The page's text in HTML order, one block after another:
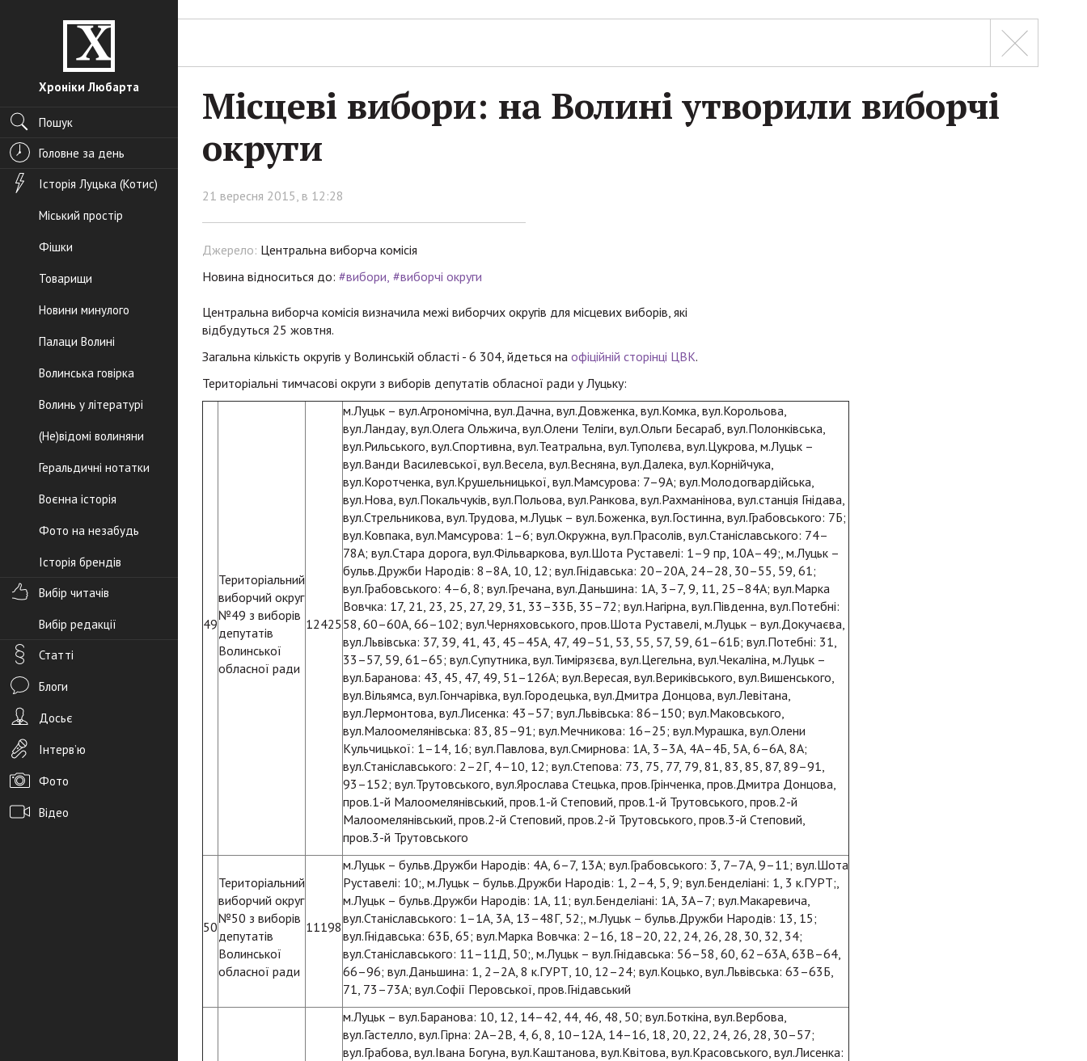
Хроніки Любарта
Пошук
Головне за день
Історія Луцька (Котис)
Міський простір
Фішки
Товарищи
Новини минулого
Палаци Волині
Волинська говірка
Волинь у літературі
(Не)відомі волиняни
Геральдичні нотатки
Воєнна історія
Фото на незабудь
Історія брендів
Вибір читачів
Вибір редакції
Статті
Блоги
Досьє
Інтерв’ю
Фото
Відео
Місцеві вибори: на Волині утворили виборчі
округи
21 вересня 2015, в 12:28
Джерело: Центральна виборча комісія
Новина відноситься до: #вибори #виборчі округи
Центральна виборча комісія визначила межі виборчих округів для місцевих виборів, які
відбудуться 25 жовтня.
Загальна кількість округів у Волинській області - 6 304, йдеться на офіційній сторінці ЦВК.
Територіальні тимчасові округи з виборів депутатів обласної ради у Луцьку:
49
Територіальний
виборчий округ
№49 з виборів
депутатів
Волинської
обласної ради
12425
м.Луцьк – вул.Агрономічна, вул.Дачна, вул.Довженка, вул.Комка, вул.Корольова,
вул.Ландау, вул.Олега Ольжича, вул.Олени Теліги, вул.Ольги Бесараб, вул.Полонківська,
вул.Рильського, вул.Спортивна, вул.Театральна, вул.Туполєва, вул.Цукрова, м.Луцьк –
вул.Ванди Василевської, вул.Весела, вул.Весняна, вул.Далека, вул.Корнійчука,
вул.Коротченка, вул.Крушельницької, вул.Мамсурова: 7–9А; вул.Молодогвардійська,
вул.Нова, вул.Покальчуків, вул.Польова, вул.Ранкова, вул.Рахманінова, вул.станція Гнідава,
вул.Стрельникова, вул.Трудова, м.Луцьк – вул.Боженка, вул.Гостинна, вул.Грабовського: 7Б;
вул.Ковпака, вул.Мамсурова: 1–6; вул.Окружна, вул.Прасолів, вул.Станіславського: 74–
78А; вул.Стара дорога, вул.Фільваркова, вул.Шота Руставелі: 1–9 пр, 10А–49;, м.Луцьк –
бульв.Дружби Народів: 8–8А, 10, 12; вул.Гнідавська: 20–20А, 24–28, 30–55, 59, 61;
вул.Грабовського: 4–6, 8; вул.Гречана, вул.Даньшина: 1А, 3–7, 9, 11, 25–84А; вул.Марка
Вовчка: 17, 21, 23, 25, 27, 29, 31, 33–33Б, 35–72; вул.Нагірна, вул.Південна, вул.Потебні:
58, 60–60А, 66–102; вул.Черняховського, пров.Шота Руставелі, м.Луцьк – вул.Докучаєва,
вул.Львівська: 37, 39, 41, 43, 45–45А, 47, 49–51, 53, 55, 57, 59, 61–61Б; вул.Потебні: 31,
33–57, 59, 61–65; вул.Супутника, вул.Тимірязєва, вул.Цегельна, вул.Чекаліна, м.Луцьк –
вул.Баранова: 43, 45, 47, 49, 51–126А; вул.Вересая, вул.Вериківського, вул.Вишенського,
вул.Вільямса, вул.Гончарівка, вул.Городецька, вул.Дмитра Донцова, вул.Левітана,
вул.Лермонтова, вул.Лисенка: 43–57; вул.Львівська: 86–150; вул.Маковського,
вул.Малоомелянівська: 83, 85–91; вул.Мечникова: 16–25; вул.Мурашка, вул.Олени
Кульчицької: 1–14, 16; вул.Павлова, вул.Смирнова: 1А, 3–3А, 4А–4Б, 5А, 6–6А, 8А;
вул.Станіславського: 2–2Г, 4–10, 12; вул.Степова: 73, 75, 77, 79, 81, 83, 85, 87, 89–91,
93–152; вул.Трутовського, вул.Ярослава Стецька, пров.Грінченка, пров.Дмитра Донцова,
пров.1-й Малоомелянівський, пров.1-й Степовий, пров.1-й Трутовського, пров.2-й
Малоомелянівський, пров.2-й Степовий, пров.2-й Трутовського, пров.3-й Степовий,
пров.3-й Трутовського
50
Територіальний
виборчий округ
№50 з виборів
депутатів
Волинської
обласної ради
11198
м.Луцьк – бульв.Дружби Народів: 4А, 6–7, 13А; вул.Грабовського: 3, 7–7А, 9–11; вул.Шота
Руставелі: 10;, м.Луцьк – бульв.Дружби Народів: 1, 2–4, 5, 9; вул.Бенделіані: 1, 3 к.ГУРТ;,
м.Луцьк – бульв.Дружби Народів: 1А, 11; вул.Бенделіані: 1А, 3А–7; вул.Макаревича,
вул.Станіславського: 1–1А, 3А, 13–48Г, 52;, м.Луцьк – бульв.Дружби Народів: 13, 15;
вул.Гнідавська: 63Б, 65; вул.Марка Вовчка: 2–16, 18–20, 22, 24, 26, 28, 30, 32, 34;
вул.Станіславського: 11–11Д, 50;, м.Луцьк – вул.Гнідавська: 56–58, 60, 62–63А, 63В–64,
66–96; вул.Даньшина: 1, 2–2А, 8 к.ГУРТ, 10, 12–24; вул.Коцько, вул.Львівська: 63–63Б,
71, 73–73А; вул.Софії Перовської, пров.Гнідавський
м.Луцьк – вул.Баранова: 10, 12, 14–42, 44, 46, 48, 50; вул.Боткіна, вул.Вербова,
вул.Гастелло, вул.Гірна: 2А–2В, 4, 6, 8, 10–12А, 14–16, 18, 20, 22, 24, 26, 28, 30–57;
вул.Грабова, вул.Івана Богуна, вул.Каштанова, вул.Квітова, вул.Красовського, вул.Лисенка: